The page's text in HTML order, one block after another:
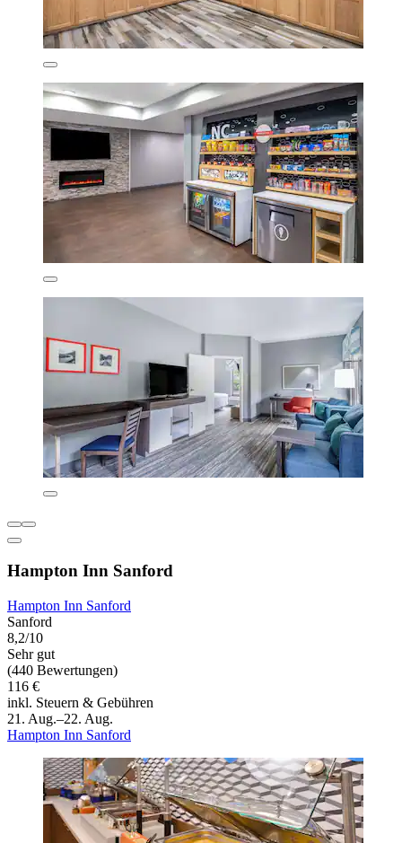
Hampton Inn Sanford
Hampton Inn Sanford
Sanford
8,2/10
Sehr gut
(440 Bewertungen)
116 €
inkl. Steuern & Gebühren
21. Aug.–22. Aug.
Hampton Inn Sanford